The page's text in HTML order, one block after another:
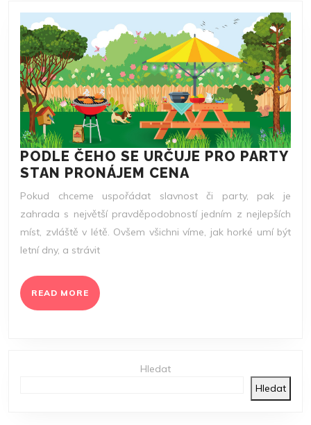
PODLE ČEHO SE URČUJE PRO PARTY
STAN PRONÁJEM CENA
ČEHO
SE
URČUJE
PRO
Pokud chceme uspořádat slavnost či party, pak je
zahrada s největší pravděpodobností jedním z nejlepších
míst, zvláště v létě. Ovšem všichni víme, jak horké umí být
letní dny, a strávit
READ MORE READ
MORE
Hledat
Hledat